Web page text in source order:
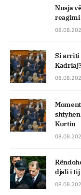
Nusja
Si arriti
Kurtin
djali i tij